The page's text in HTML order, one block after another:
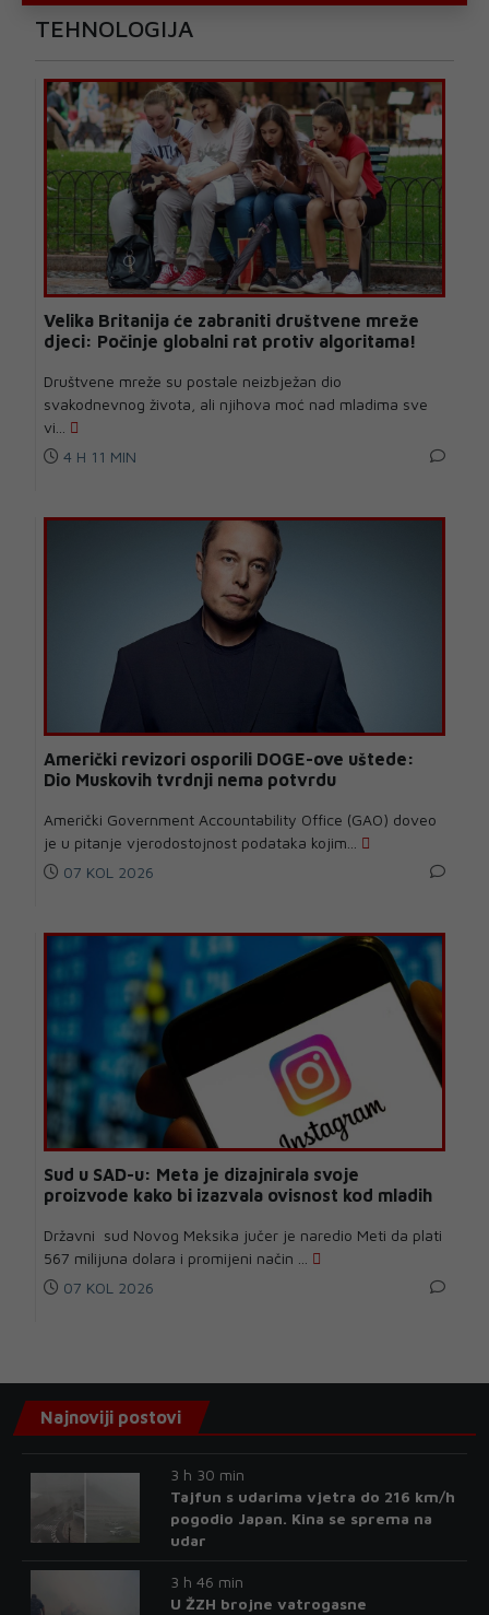
TEHNOLOGIJA
Velika Britanija će zabraniti društvene mreže
djeci: Počinje globalni rat protiv algoritama!
Društvene mreže su postale neizbježan dio
svakodnevnog života, ali njihova moć nad mladima sve
vi...
4 H 11 MIN
Američki revizori osporili DOGE-ove uštede:
Dio Muskovih tvrdnji nema potvrdu
Američki Government Accountability Office (GAO) doveo
je u pitanje vjerodostojnost podataka kojim...
07 KOL 2026
Sud u SAD-u: Meta je dizajnirala svoje
proizvode kako bi izazvala ovisnost kod mladih
Državni sud Novog Meksika jučer je naredio Meti da plati
567 milijuna dolara i promijeni način ...
07 KOL 2026
Najnoviji postovi
3 h 30 min
Tajfun s udarima vjetra do 216 km/h
pogodio Japan. Kina se sprema na
udar
3 h 46 min
U ŽZH brojne vatrogasne